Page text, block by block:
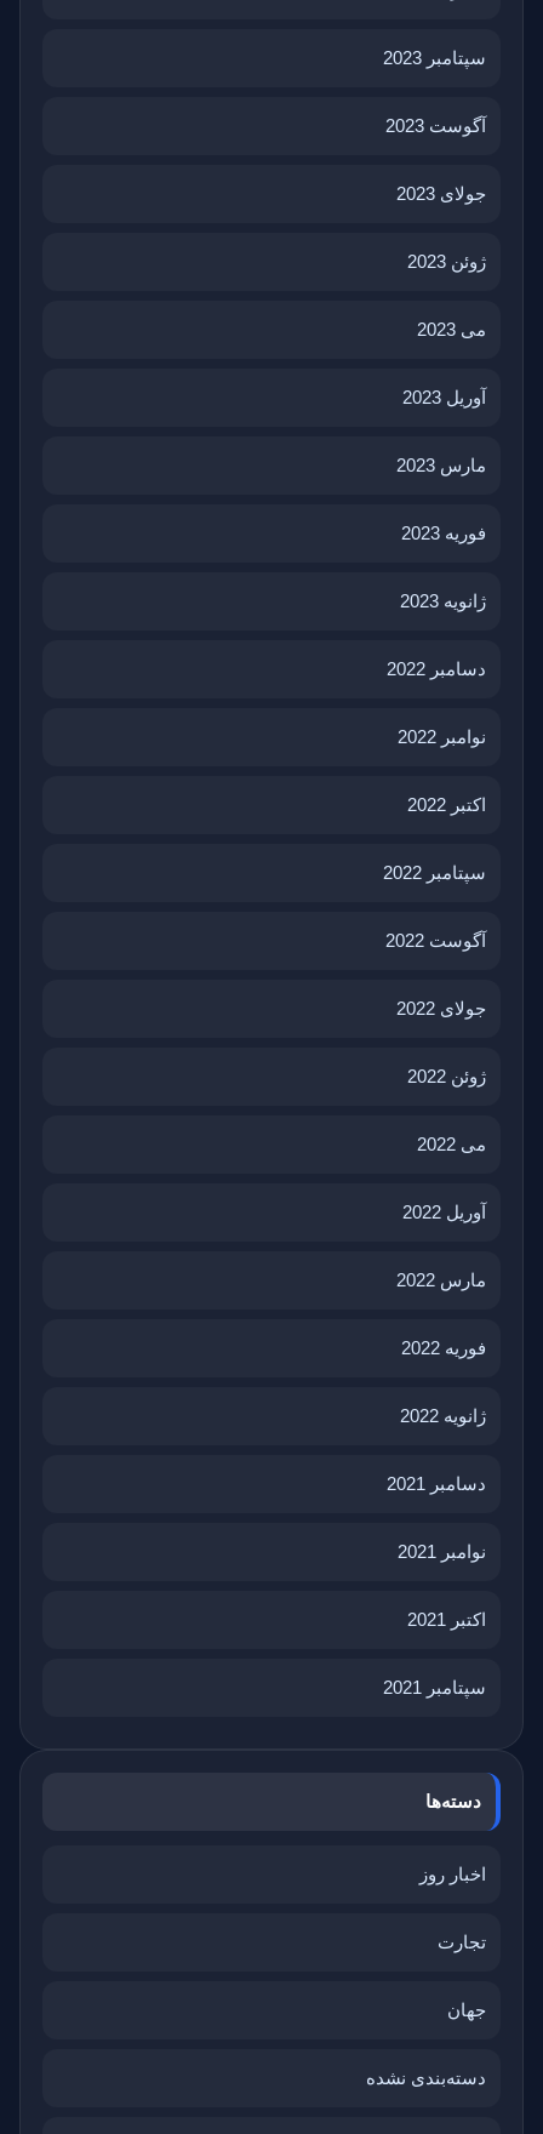
سپتامبر 2023
آگوست 2023
جولای 2023
ژوئن 2023
می 2023
آوریل 2023
مارس 2023
فوریه 2023
ژانویه 2023
دسامبر 2022
نوامبر 2022
اکتبر 2022
سپتامبر 2022
آگوست 2022
جولای 2022
ژوئن 2022
می 2022
آوریل 2022
مارس 2022
فوریه 2022
ژانویه 2022
دسامبر 2021
نوامبر 2021
اکتبر 2021
سپتامبر 2021
دسته‌ها
اخبار روز
تجارت
جهان
دسته‌بندی نشده